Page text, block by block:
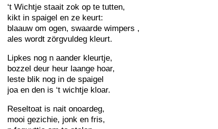
‘t Wichtje staait zok op te tutten,
kikt in spaigel en ze keurt:
blaauw om ogen, swaarde wimpers ,
ales wordt zörgvuldeg kleurt.
Lipkes nog n aander kleurtje,
bozzel deur heur laange hoar,
leste blik nog in de spaigel
joa en den is ‘t wichtje kloar.
Reseltoat is nait onoardeg,
mooi gezichie, jonk en fris,